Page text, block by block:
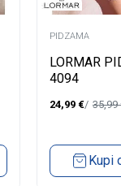
PIDZAMA
LORMAR
4094
24,99 € 35,99
Kupi